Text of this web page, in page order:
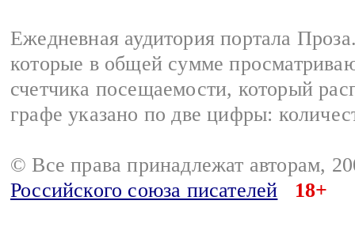
Ежедневная аудитория портала
которые в общей сумме
счетчика посещаемости, который
графе указано по две цифры:
© Все права принадлежат авторам,
Российского союза писателей
18+